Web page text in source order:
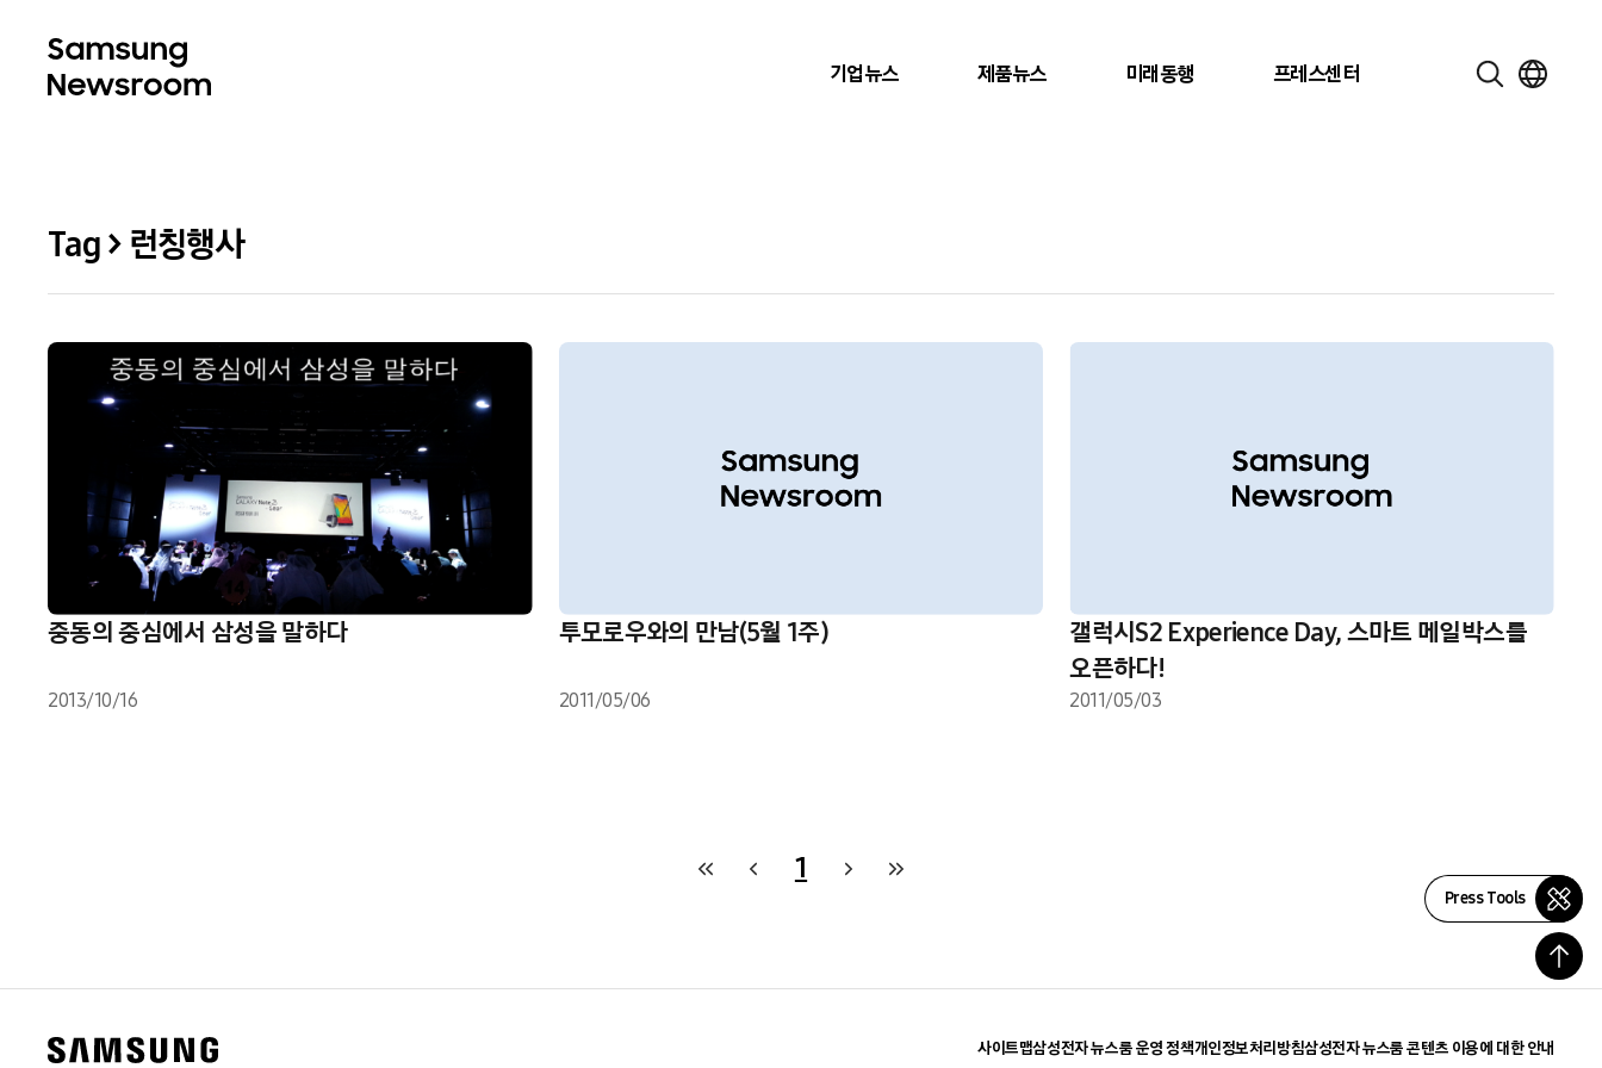
기업뉴스 제품뉴스 미래동행 프레스센터
Tag > 런칭행사
중동의 중심에서 삼성을 말하다
2013/10/16
투모로우와의 만남(5월 1주)
2011/05/06
갤럭시S2 Experience Day, 스마트 메일박스를
오픈하다!
2011/05/03
1
Press Tools
사이트맵삼성전자 뉴스룸 운영 정책개인정보처리방침삼성전자 뉴스룸 콘텐츠 이용에 대한 안내